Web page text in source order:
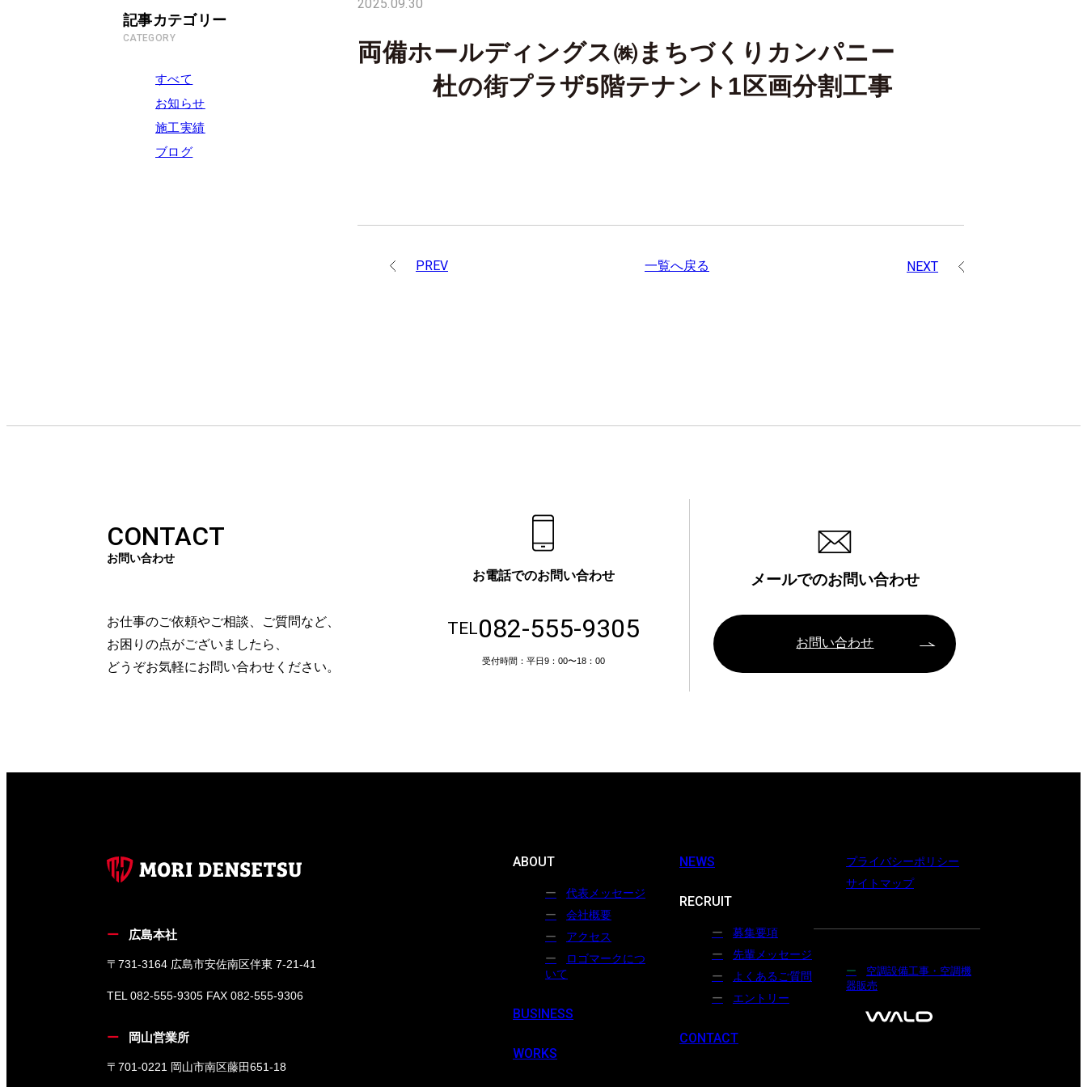
記事カテゴリー
CATEGORY
すべて
お知らせ
施工実績
ブログ
2025.09.30
両備ホールディングス㈱まちづくりカンパニー
杜の街プラザ5階テナント1区画分割工事
PREV 一覧へ戻る NEXT
CONTACT
お問い合わせ
お仕事のご依頼やご相談、ご質問など、
お困りの点がございましたら、
どうぞお気軽にお問い合わせください。
お電話でのお問い合わせ
TEL082-555-9305
受付時間：平日9：00〜18：00
メールでのお問い合わせ
お問い合わせ
広島本社
〒731-3164 広島市安佐南区伴東 7-21-41
TEL 082-555-9305 FAX 082-555-9306
岡山営業所
〒701-0221 岡山市南区藤田651-18
ABOUT
代表メッセージ
会社概要
アクセス
ロゴマークにつ
いて
BUSINESS
WORKS
NEWS
RECRUIT
募集要項
先輩メッセージ
よくあるご質問
エントリー
CONTACT
プライバシーポリシー
サイトマップ
空調設備工事・空調機
器販売